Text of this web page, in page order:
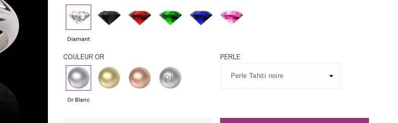
Diamant
Diamant
Diamant
noir
Rubis Emeraude
Saphir
bleu
Saphir
rose
COULEUR OR
Or
Blanc
Or Blanc
Or
Jaune
Or
Rose
Platine
PERLE